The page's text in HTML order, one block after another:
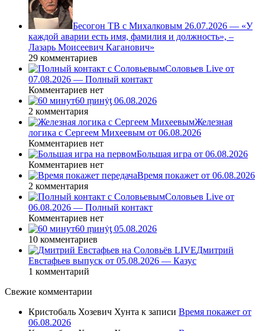
Бесогон ТВ с Михалковым 26.07.2026 — «У
каждой аварии есть имя, фамилия и должность», –
Лазарь Моисеевич Каганович»
29 комментариев
Соловьев Live от
07.08.2026 — Полный контакт
Комментариев нет
60 ṃинẏƫ 06.08.2026
2 комментария
Железная
логика с Сергеем Михеевым от 06.08.2026
Комментариев нет
Большая игра от 06.08.2026
Комментариев нет
Время покажет от 06.08.2026
2 комментария
Соловьев Live от
06.08.2026 — Полный контакт
Комментариев нет
60 ṃинẏƫ 05.08.2026
10 комментариев
Дмитрий
Евстафьев выпуск от 05.08.2026 — Казус
1 комментарий
Свежие комментарии
Кристобаль Хозевич Хунта к записи Время покажет от
06.08.2026